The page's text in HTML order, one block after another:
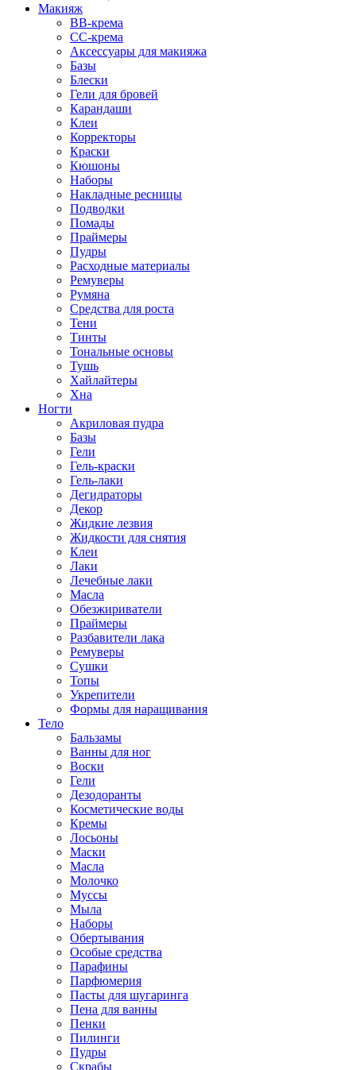
Макияж
BB-крема
CC-крема
Аксессуары для макияжа
Базы
Блески
Гели для бровей
Карандаши
Клеи
Корректоры
Краски
Кюшоны
Наборы
Накладные ресницы
Подводки
Помады
Праймеры
Пудры
Расходные материалы
Ремуверы
Румяна
Средства для роста
Тени
Тинты
Тональные основы
Тушь
Хайлайтеры
Хна
Ногти
Акриловая пудра
Базы
Гели
Гель-краски
Гель-лаки
Дегидраторы
Декор
Жидкие лезвия
Жидкости для снятия
Клеи
Лаки
Лечебные лаки
Масла
Обезжириватели
Праймеры
Разбавители лака
Ремуверы
Сушки
Топы
Укрепители
Формы для наращивания
Тело
Бальзамы
Ванны для ног
Воски
Гели
Дезодоранты
Косметические воды
Кремы
Лосьоны
Маски
Масла
Молочко
Муссы
Мыла
Наборы
Обертывания
Особые средства
Парафины
Парфюмерия
Пасты для шугаринга
Пена для ванны
Пенки
Пилинги
Пудры
Скрабы